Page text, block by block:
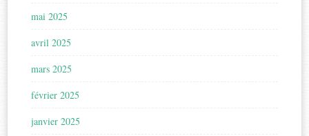
mai 2025
avril 2025
mars 2025
février 2025
janvier 2025